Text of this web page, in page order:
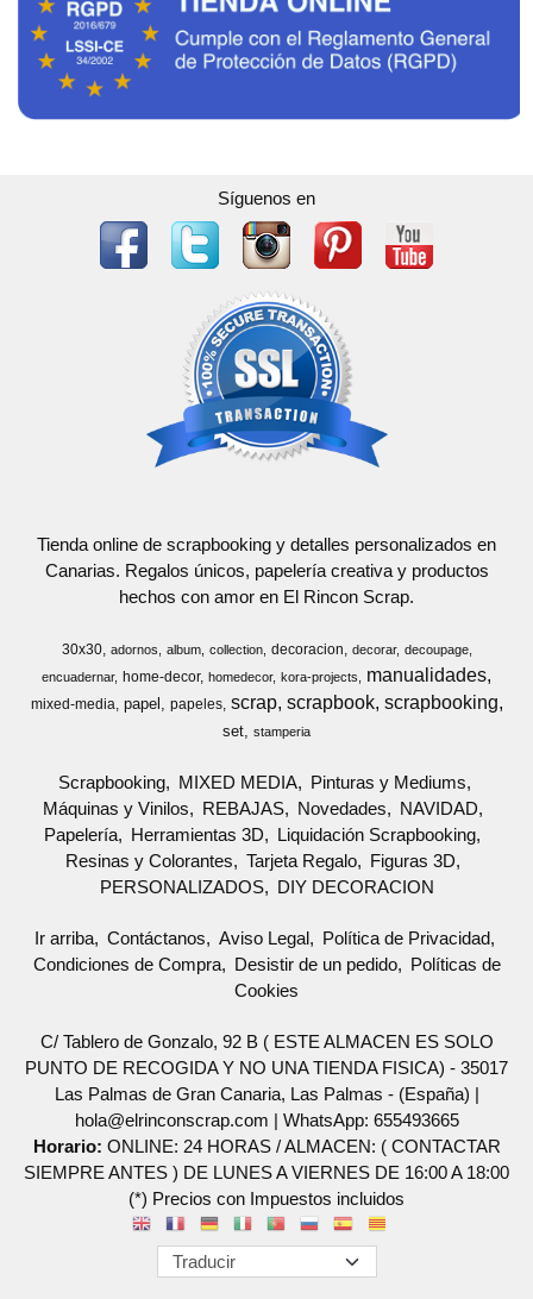
Síguenos en
Tienda online de scrapbooking y detalles personalizados en
Canarias. Regalos únicos, papelería creativa y productos
hechos con amor en El Rincon Scrap.
30x30 adornos album collection decoracion decorar
decoupage
encuadernar
home-decor homedecor kora-projects manualidades
mixed-media papel papeles scrap scrapbook scrapbooking
set stamperia
Scrapbooking MIXED MEDIA
Pinturas y Mediums
Máquinas y Vinilos
REBAJAS Novedades
NAVIDAD
Papelería
Herramientas 3D
Liquidación Scrapbooking
Resinas y Colorantes
Tarjeta Regalo
Figuras 3D
PERSONALIZADOS
DIY DECORACION
Ir arriba Contáctanos Aviso Legal
Política de Privacidad
Condiciones de Compra
Desistir de un pedido
Políticas de
Cookies
C/ Tablero de Gonzalo, 92 B ( ESTE ALMACEN ES SOLO
PUNTO DE RECOGIDA Y NO UNA TIENDA FISICA) - 35017
Las Palmas de Gran Canaria, Las Palmas - (España) |
hola@elrinconscrap.com | WhatsApp: 655493665
Horario: ONLINE: 24 HORAS / ALMACEN: ( CONTACTAR
SIEMPRE ANTES ) DE LUNES A VIERNES DE 16:00 A 18:00
(*) Precios con Impuestos incluidos